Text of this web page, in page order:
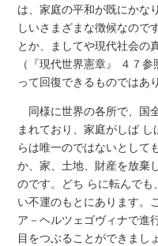
は、家庭の平和が既にかな
しいさまざまな徴候なので
とか、ましてや現代社会
（『現代世界憲章』 ４７
って回復できるものではあ
同様に世界の各所で、国
まれており、家庭がしば
らは唯一のではないとして
か、家、土地、財産を放棄
のです。どち らに転んでも
い不運のもとにあります。
ア－ヘルツェゴヴィナで進
目をつぶることができまし